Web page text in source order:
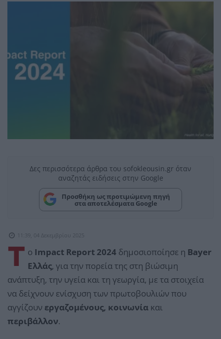
Δες περισσότερα άρθρα του sofokleousin.gr όταν
αναζητάς ειδήσεις στην Google
Προσθήκη ως προτιμώμενη πηγή
στα αποτελέσματα Google
11:39, 04 Δεκεμβρίου 2025
Τ ο Impact Report 2024 δημοσιοποίησε η Bayer
Ελλάς, για την πορεία της στη βιώσιμη
ανάπτυξη, την υγεία και τη γεωργία, με τα στοιχεία
να δείχνουν ενίσχυση των πρωτοβουλιών που
αγγίζουν εργαζομένους, κοινωνία και
περιβάλλον.